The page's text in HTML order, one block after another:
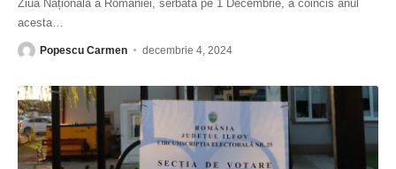
Ziua Națională a României, serbată pe 1 Decembrie, a coincis anul
acesta
Popescu Carmen decembrie 4, 2024